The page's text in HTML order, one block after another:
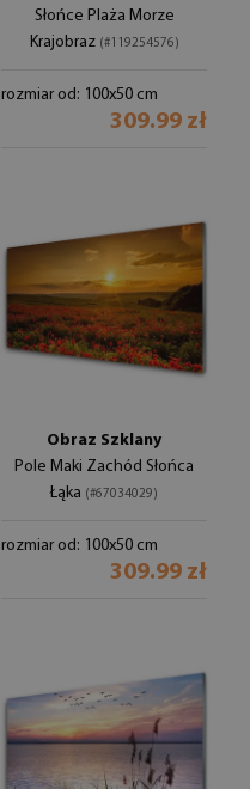
Słońce Plaża Morze
Krajobraz (#119254576)
rozmiar od: 100x50 cm
309.99 zł
Obraz Szklany
Pole Maki Zachód Słońca
Łąka (#67034029)
rozmiar od: 100x50 cm
309.99 zł